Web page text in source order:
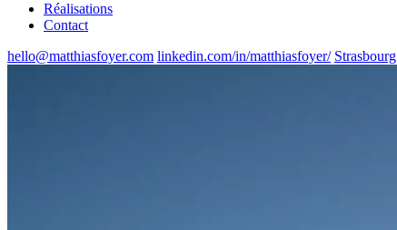
Réalisations
Contact
hello@matthiasfoyer.com linkedin.com/in/matthiasfoyer/ Strasbourg